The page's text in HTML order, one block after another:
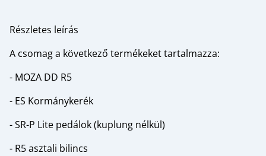
Részletes leírás
A csomag a következő termékeket tartalmazza:
- MOZA DD R5
- ES Kormánykerék
- SR-P Lite pedálok (kuplung nélkül)
- R5 asztali bilincs